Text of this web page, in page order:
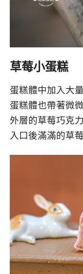
草莓小蛋糕
蛋糕體中加入大
蛋糕體也帶著微
外層的草莓巧克
入口後滿滿的草